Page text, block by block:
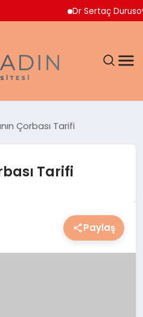
Dr Sertaç Durusoy
Çorbası Tarifi
Tarifi
Paylaş